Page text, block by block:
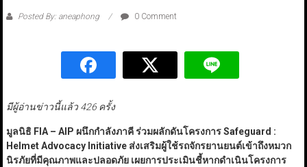
Posted By: aneaphong 0 Comment
มีผู้อ่านข่าวนี้แล้ว 426 ครั้ง
มูลนิธิ FIA – AIP ผนึกกำลังภาคี ร่วมผลักดันโครงการ Safeguard :
Helmet Advocacy Initiative ส่งเสริมผู้ใช้รถจักรยานยนต์เข้าถึงหมวก
นิรภัยที่มีคุณภาพและปลอดภัย เผยการประเมินชี้หากดำเนินโครงการ